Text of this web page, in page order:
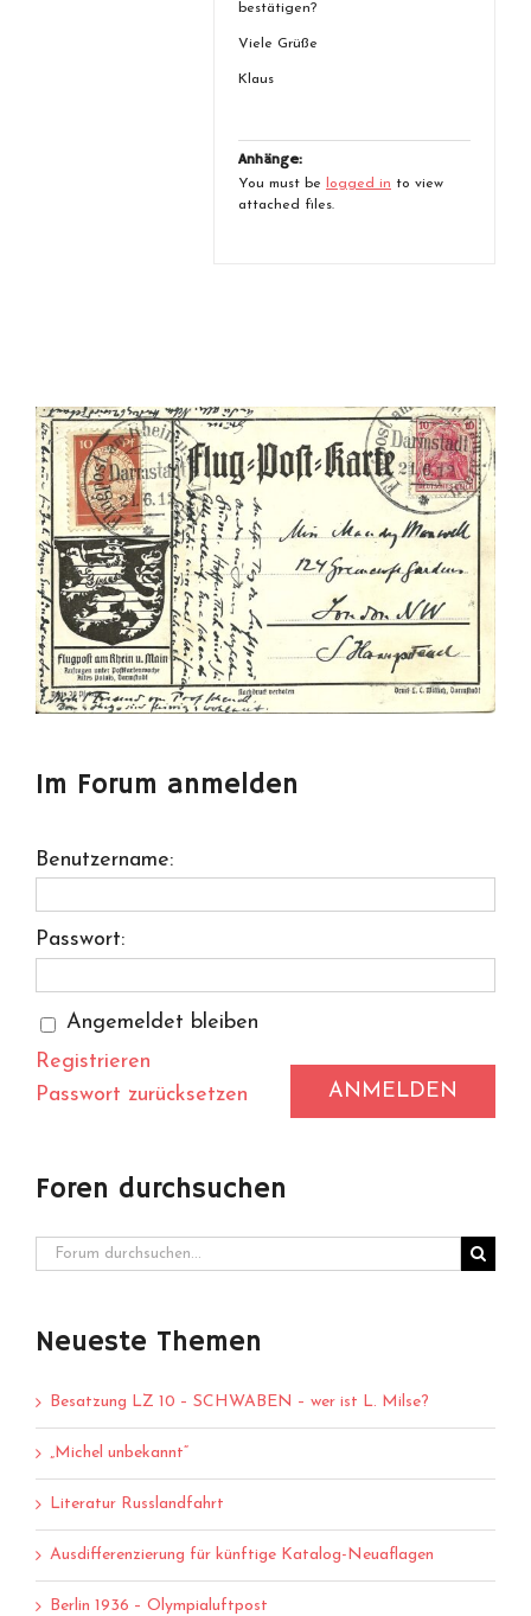
bestätigen?
Viele Grüße
Klaus
Anhänge:
You must be logged in to view
attached files.
Im Forum anmelden
Benutzername:
Passwort:
Angemeldet bleiben
ANMELDEN
Registrieren
Passwort zurücksetzen
Foren durchsuchen
Neueste Themen
Besatzung LZ 10 – SCHWABEN – wer ist L. Milse?
„Michel unbekannt“
Literatur Russlandfahrt
Ausdifferenzierung für künftige Katalog-Neuaflagen
Berlin 1936 – Olympialuftpost